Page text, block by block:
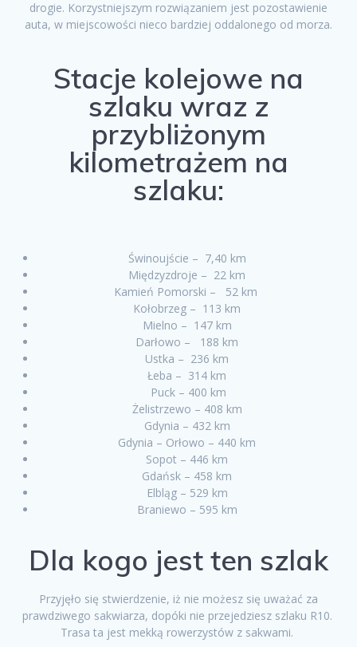
drogie. Korzystniejszym rozwiązaniem jest pozostawienie
auta, w miejscowości nieco bardziej oddalonego od morza.
Stacje kolejowe na
szlaku wraz z
przybliżonym
kilometrażem na
szlaku:
Świnoujście – 7,40 km
Międzyzdroje – 22 km
Kamień Pomorski – 52 km
Kołobrzeg – 113 km
Mielno – 147 km
Darłowo – 188 km
Ustka – 236 km
Łeba – 314 km
Puck – 400 km
Żelistrzewo – 408 km
Gdynia – 432 km
Gdynia – Orłowo – 440 km
Sopot – 446 km
Gdańsk – 458 km
Elbląg – 529 km
Braniewo – 595 km
Dla kogo jest ten szlak
Przyjęło się stwierdzenie, iż nie możesz się uważać za
prawdziwego sakwiarza, dopóki nie przejedziesz szlaku R10.
Trasa ta jest mekką rowerzystów z sakwami.